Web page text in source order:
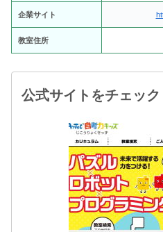
企業サイト
教室住所
公式サイトをチェック